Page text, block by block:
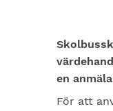
en
För att